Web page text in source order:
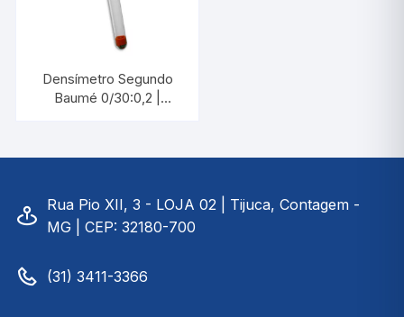
Densímetro Segundo
Baumé 0/30:0,2 |
Rua Pio XII, 3 - LOJA 02 | Tijuca, Contagem -
MG | CEP: 32180-700
(31) 3411-3366